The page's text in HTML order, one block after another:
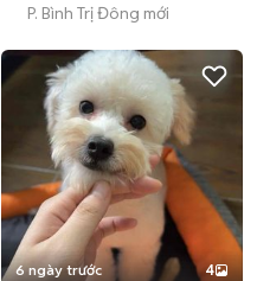
P. Bình Trị Đông mới
6 ngày trước 4